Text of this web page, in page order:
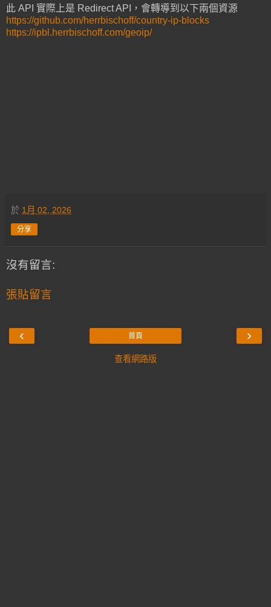
此 API 實際上是 Redirect API，會轉導到以下兩個資源
https://github.com/herrbischoff/country-ip-blocks
https://ipbl.herrbischoff.com/geoip/
於 1月 02, 2026
分享
沒有留言:
張貼留言
‹ ›
首頁
查看網路版